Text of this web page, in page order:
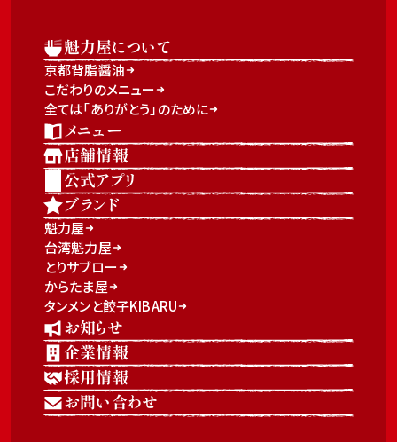
魁力屋について
京都背脂醤油
こだわりのメニュー
全ては「ありがとう」のために
メニュー
店舗情報
公式アプリ
ブランド
魁力屋
台湾魁力屋
とりサブロー
からたま屋
タンメンと餃子KIBARU
お知らせ
企業情報
採用情報
お問い合わせ